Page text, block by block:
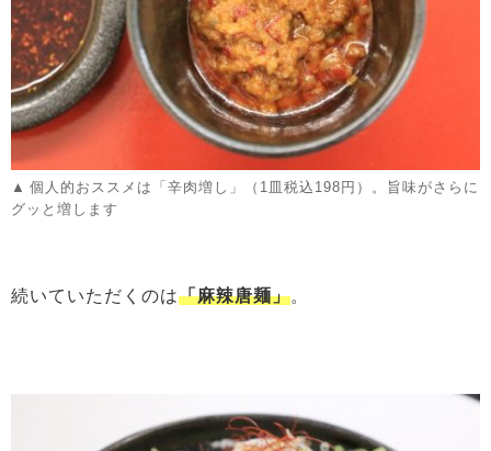
個人的おススメは「辛肉増し」（1皿税込198円）。旨味がさらに
グッと増します
続いていただくのは「麻辣唐麺」。